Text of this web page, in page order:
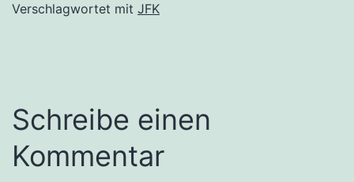
Verschlagwortet mit JFK
Schreibe einen
Kommentar